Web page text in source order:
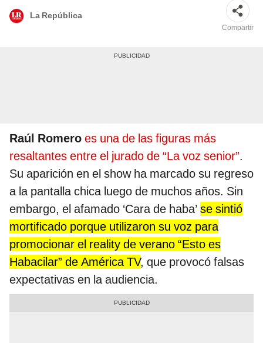
La República
Compartir
Raúl Romero es una de las figuras más
resaltantes entre el jurado de “La voz senior”.
Su aparición en el show ha marcado su regreso
a la pantalla chica luego de muchos años. Sin
embargo, el afamado ‘Cara de haba’ se sintió
mortificado porque utilizaron su voz para
promocionar el reality de verano “Esto es
Habacilar” de América TV, que provocó falsas
expectativas en la audiencia.